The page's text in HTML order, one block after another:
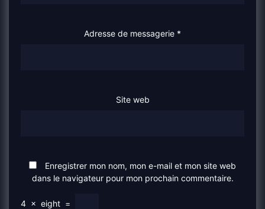
Adresse de messagerie *
Site web
Enregistrer mon nom, mon e-mail et mon site web
dans le navigateur pour mon prochain commentaire.
4 × eight =